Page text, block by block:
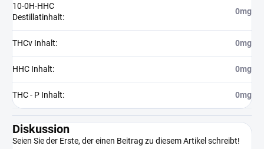
10-0H-HHC
Destillatinhalt:
0mg
THCv Inhalt: 0mg
HHC Inhalt: 0mg
THC - P Inhalt: 0mg
Diskussion
Seien Sie der Erste, der einen Beitrag zu diesem Artikel schreibt!